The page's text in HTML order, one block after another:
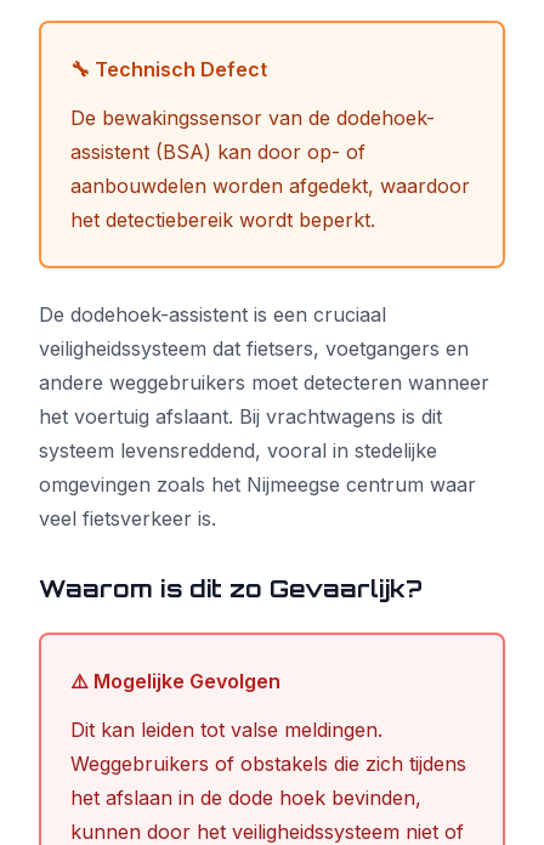
🔧 Technisch Defect
De bewakingssensor van de dodehoek-
assistent (BSA) kan door op- of
aanbouwdelen worden afgedekt, waardoor
het detectiebereik wordt beperkt.
De dodehoek-assistent is een cruciaal
veiligheidssysteem dat fietsers, voetgangers en
andere weggebruikers moet detecteren wanneer
het voertuig afslaant. Bij vrachtwagens is dit
systeem levensreddend, vooral in stedelijke
omgevingen zoals het Nijmeegse centrum waar
veel fietsverkeer is.
Waarom is dit zo Gevaarlijk?
⚠️ Mogelijke Gevolgen
Dit kan leiden tot valse meldingen.
Weggebruikers of obstakels die zich tijdens
het afslaan in de dode hoek bevinden,
kunnen door het veiligheidssysteem niet of